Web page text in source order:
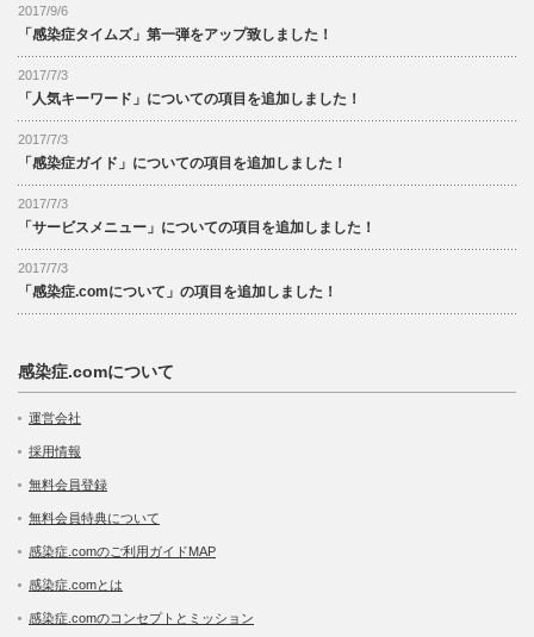
2017/9/6
「感染症タイムズ」第一弾をアップ致しました！
2017/7/3
「人気キーワード」についての項目を追加しました！
2017/7/3
「感染症ガイド」についての項目を追加しました！
2017/7/3
「サービスメニュー」についての項目を追加しました！
2017/7/3
「感染症.comについて」の項目を追加しました！
感染症.comについて
運営会社
採用情報
無料会員登録
無料会員特典について
感染症.comのご利用ガイドMAP
感染症.comとは
感染症.comのコンセプトとミッション